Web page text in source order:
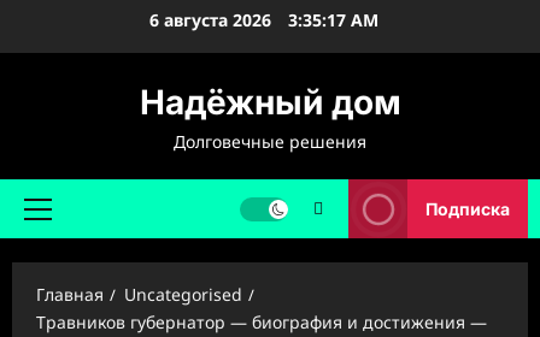
6 августа 2026 3:35:18 AM
Надёжный дом
Долговечные решения
Основное
Подписка
Главная
Uncategorised
Травников губернатор — биография и достижения —